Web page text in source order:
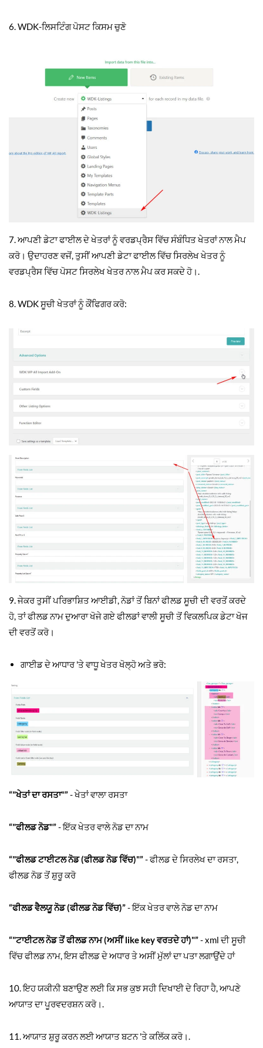
6. WDK-ਲਿਸਟਿੰਗ ਪੋਸਟ ਕਿਸਮ ਚੁਣੋ
7. ਆਪਣੀ ਡੇਟਾ ਫਾਈਲ ਦੇ ਖੇਤਰਾਂ ਨੂੰ ਵਰਡਪ੍ਰੈਸ ਵਿੱਚ ਸੰਬੰਧਿਤ ਖੇਤਰਾਂ ਨਾਲ ਮੈਪ
ਕਰੋ। ਉਦਾਹਰਣ ਵਜੋਂ, ਤੁਸੀਂ ਆਪਣੀ ਡੇਟਾ ਫਾਈਲ ਵਿੱਚ ਸਿਰਲੇਖ ਖੇਤਰ ਨੂੰ
ਵਰਡਪ੍ਰੈਸ ਵਿੱਚ ਪੋਸਟ ਸਿਰਲੇਖ ਖੇਤਰ ਨਾਲ ਮੈਪ ਕਰ ਸਕਦੇ ਹੋ।.
8. WDK ਸੂਚੀ ਖੇਤਰਾਂ ਨੂੰ ਕੌਂਫਿਗਰ ਕਰੋ:
9. ਜੇਕਰ ਤੁਸੀਂ ਪਰਿਭਾਸ਼ਿਤ ਆਈਡੀ, ਨੋਡਾਂ ਤੋਂ ਬਿਨਾਂ ਫੀਲਡ ਸੂਚੀ ਦੀ ਵਰਤੋਂ ਕਰਦੇ
ਹੋ, ਤਾਂ ਫੀਲਡ ਨਾਮ ਦੁਆਰਾ ਖੋਜੇ ਗਏ ਫੀਲਡਾਂ ਵਾਲੀ ਸੂਚੀ ਤੋਂ ਵਿਕਲਪਿਕ ਡੇਟਾ ਖੋਜ
ਦੀ ਵਰਤੋਂ ਕਰੋ।
ਗਾਈਡ ਦੇ ਆਧਾਰ 'ਤੇ ਵਾਧੂ ਖੇਤਰ ਖੋਲ੍ਹੋ ਅਤੇ ਭਰੋ:
“"ਖੇਤਾਂ ਦਾ ਰਸਤਾ"”- ਖੇਤਾਂ ਵਾਲਾ ਰਸਤਾ
“"ਫੀਲਡ ਨੋਡ"”- ਇੱਕ ਖੇਤਰ ਵਾਲੇ ਨੋਡ ਦਾ ਨਾਮ
“"ਫੀਲਡ ਟਾਈਟਲ ਨੋਡ (ਫੀਲਡ ਨੋਡ ਵਿੱਚ)"”- ਫੀਲਡ ਦੇ ਸਿਰਲੇਖ ਦਾ ਰਸਤਾ,
ਫੀਲਡ ਨੋਡ ਤੋਂ ਸ਼ੁਰੂ ਕਰੋ
“ਫੀਲਡ ਵੈਲਯੂ ਨੋਡ (ਫੀਲਡ ਨੋਡ ਵਿੱਚ)”- ਇੱਕ ਖੇਤਰ ਵਾਲੇ ਨੋਡ ਦਾ ਨਾਮ
“"ਟਾਈਟਲ ਨੋਡ ਤੋਂ ਫੀਲਡ ਨਾਮ (ਅਸੀਂ like key ਵਰਤਦੇ ਹਾਂ)"”- xml ਦੀ ਸੂਚੀ
ਵਿੱਚ ਫੀਲਡ ਨਾਮ, ਇਸ ਫੀਲਡ ਦੇ ਅਧਾਰ ਤੇ ਅਸੀਂ ਮੁੱਲਾਂ ਦਾ ਪਤਾ ਲਗਾਉਂਦੇ ਹਾਂ
10. ਇਹ ਯਕੀਨੀ ਬਣਾਉਣ ਲਈ ਕਿ ਸਭ ਕੁਝ ਸਹੀ ਦਿਖਾਈ ਦੇ ਰਿਹਾ ਹੈ, ਆਪਣੇ
ਆਯਾਤ ਦਾ ਪੂਰਵਦਰਸ਼ਨ ਕਰੋ।.
11. ਆਯਾਤ ਸ਼ੁਰੂ ਕਰਨ ਲਈ ਆਯਾਤ ਬਟਨ 'ਤੇ ਕਲਿੱਕ ਕਰੋ।.